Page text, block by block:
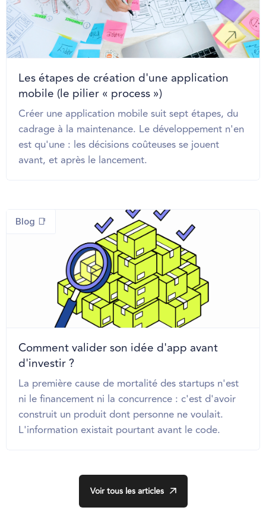
Les étapes de création d'une application
mobile (le pilier « process »)
Créer une application mobile suit sept étapes, du
cadrage à la maintenance. Le développement n'en
est qu'une : les décisions coûteuses se jouent
avant, et après le lancement.
Blog 📑
Comment valider son idée d'app avant
d'investir ?
La première cause de mortalité des startups n'est
ni le financement ni la concurrence : c'est d'avoir
construit un produit dont personne ne voulait.
L'information existait pourtant avant le code.
Voir tous les articles